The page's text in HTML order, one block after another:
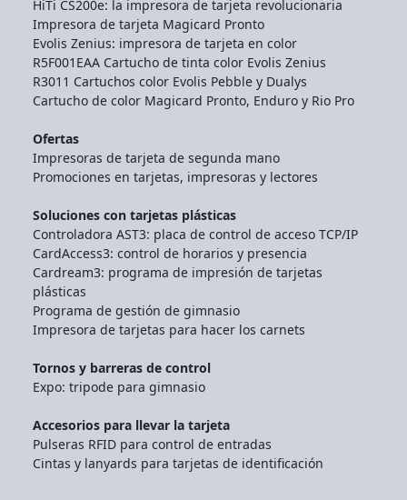
HiTi CS200e: la impresora de tarjeta revolucionaria
Impresora de tarjeta Magicard Pronto
Evolis Zenius: impresora de tarjeta en color
R5F001EAA Cartucho de tinta color Evolis Zenius
R3011 Cartuchos color Evolis Pebble y Dualys
Cartucho de color Magicard Pronto, Enduro y Rio Pro
Ofertas
Impresoras de tarjeta de segunda mano
Promociones en tarjetas, impresoras y lectores
Soluciones con tarjetas plásticas
Controladora AST3: placa de control de acceso TCP/IP
CardAccess3: control de horarios y presencia
Cardream3: programa de impresión de tarjetas
plásticas
Programa de gestión de gimnasio
Impresora de tarjetas para hacer los carnets
Tornos y barreras de control
Expo: tripode para gimnasio
Accesorios para llevar la tarjeta
Pulseras RFID para control de entradas
Cintas y lanyards para tarjetas de identificación